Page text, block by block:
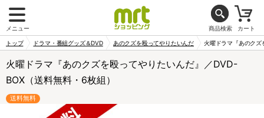
メニュー 商品検索 カート
トップ ドラマ・番組グッズ＆DVD あのクズを殴ってやりたいんだ 火曜ドラマ『あのク
火曜ドラマ『あのクズを殴ってやりたいんだ』／DVD-
BOX（送料無料・6枚組）
送料無料